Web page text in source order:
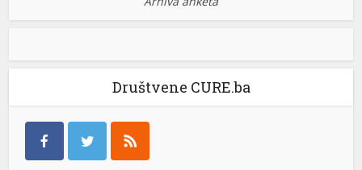
Društvene CURE.ba